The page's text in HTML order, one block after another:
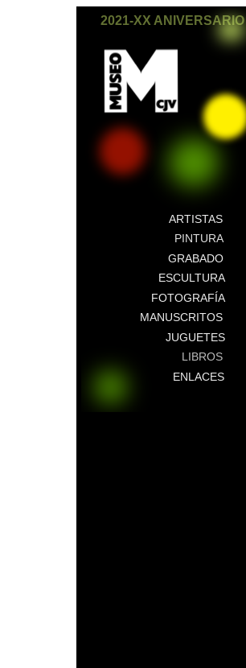
2021-XX ANIVERSARIO
ARTISTAS
PINTURA
GRABADO
ESCULTURA
FOTOGRAFÍA
MANUSCRITOS
JUGUETES
LIBROS
ENLACES